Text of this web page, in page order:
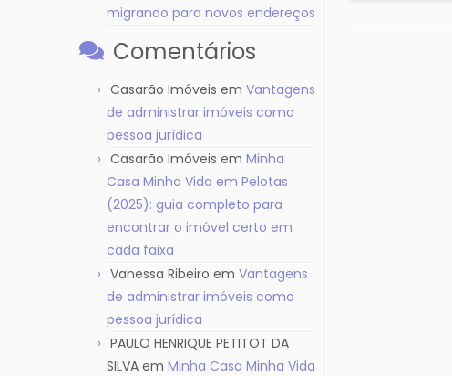
migrando para novos endereços
Comentários
Casarão Imóveis em Vantagens
de administrar imóveis como
pessoa jurídica
Casarão Imóveis em Minha
Casa Minha Vida em Pelotas
(2025): guia completo para
encontrar o imóvel certo em
cada faixa
Vanessa Ribeiro em Vantagens
de administrar imóveis como
pessoa jurídica
PAULO HENRIQUE PETITOT DA
SILVA em Minha Casa Minha Vida